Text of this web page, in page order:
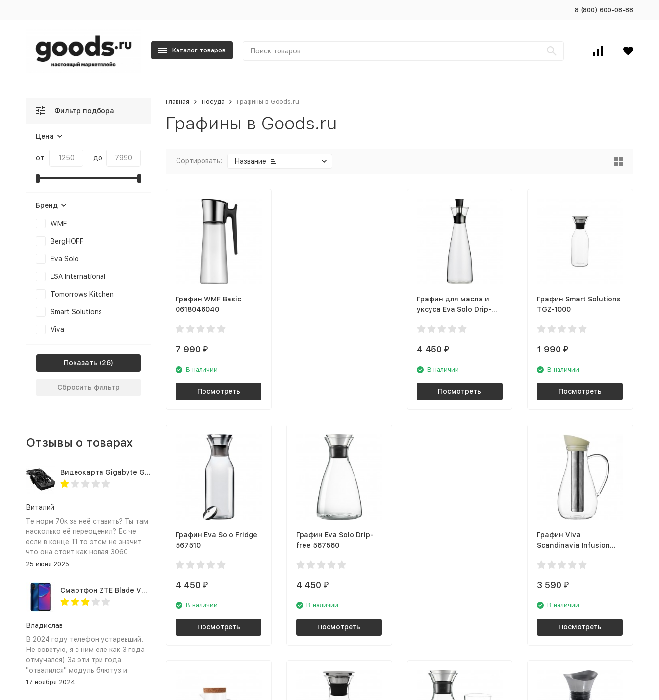
8 (800) 600-08-88
Каталог товаров
Главная Посуда Графины в Goods.ru
Графины в Goods.ru
Сортировать: Название
Графин WMF Basic
0618046040
7 990 ₽
В наличии
Посмотреть
Графин для масла и
уксуса Eva Solo Drip-
4 450 ₽
В наличии
Посмотреть
Графин Smart Solutions
TGZ-1000
1 990₽
В наличии
Посмотреть
Графин Eva Solo Fridge
567510
4 450 ₽
В наличии
Посмотреть
Графин Eva Solo Drip-
free 567560
4 450 ₽
В наличии
Посмотреть
Графин Viva
Scandinavia Infusion
3 590₽
В наличии
Посмотреть
Фильтр подбора
Цена
от до
Бренд
WMF
BergHOFF
Eva Solo
LSA International
Tomorrows Kitchen
Smart Solutions
Viva
Показать
Сбросить фильтр
Отзывы о товарах
Видеокарта Gigabyte GTX1660TI 6GB (GV-N166TOC-6GD 1.0A)
Виталий
Те норм 70к за неё ставить? Ты там
насколько её переоценил? Ес че
если в конце TI то этом не значит
что она стоит как новая 3060
25 июня 2025
Смартфон ZTE Blade V2020 Smart 64 Гб синий
Владислав
В 2024 году телефон устаревший.
Не советую, я с ним еле как 3 года
отмучался) За эти три года
"отвалился" модуль блютуз и
сканер отпечатка пальца
17 ноября 2024